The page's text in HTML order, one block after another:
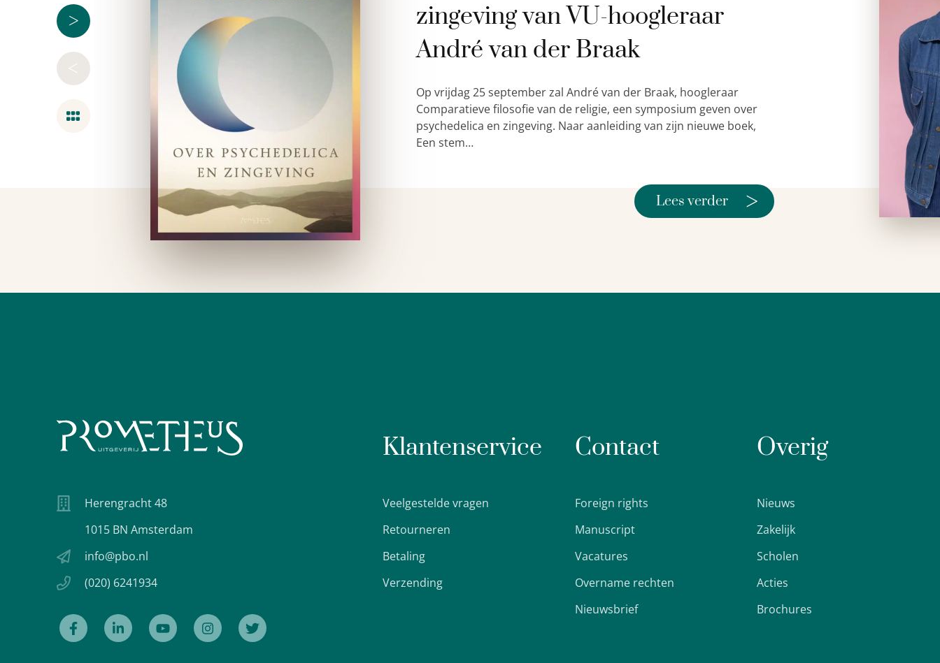
>
<
zingeving van VU-hoogleraar
André van der Braak
Op vrijdag 25 september zal André van der Braak, hoogleraar
Comparatieve filosofie van de religie, een symposium geven over
psychedelica en zingeving. Naar aanleiding van zijn nieuwe boek,
Een stem…
Lees verder >
Herengracht 48
1015 BN Amsterdam
info@pbo.nl
(020) 6241934
Klantenservice
Veelgestelde vragen
Retourneren
Betaling
Verzending
Contact
Foreign rights
Manuscript
Vacatures
Overname rechten
Nieuwsbrief
Overig
Nieuws
Zakelijk
Scholen
Acties
Brochures